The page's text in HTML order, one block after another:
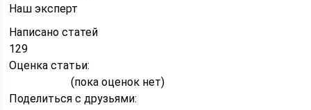
Наш эксперт
Написано статей
129
Оценка статьи:
(пока оценок нет)
Поделиться с друзьями: